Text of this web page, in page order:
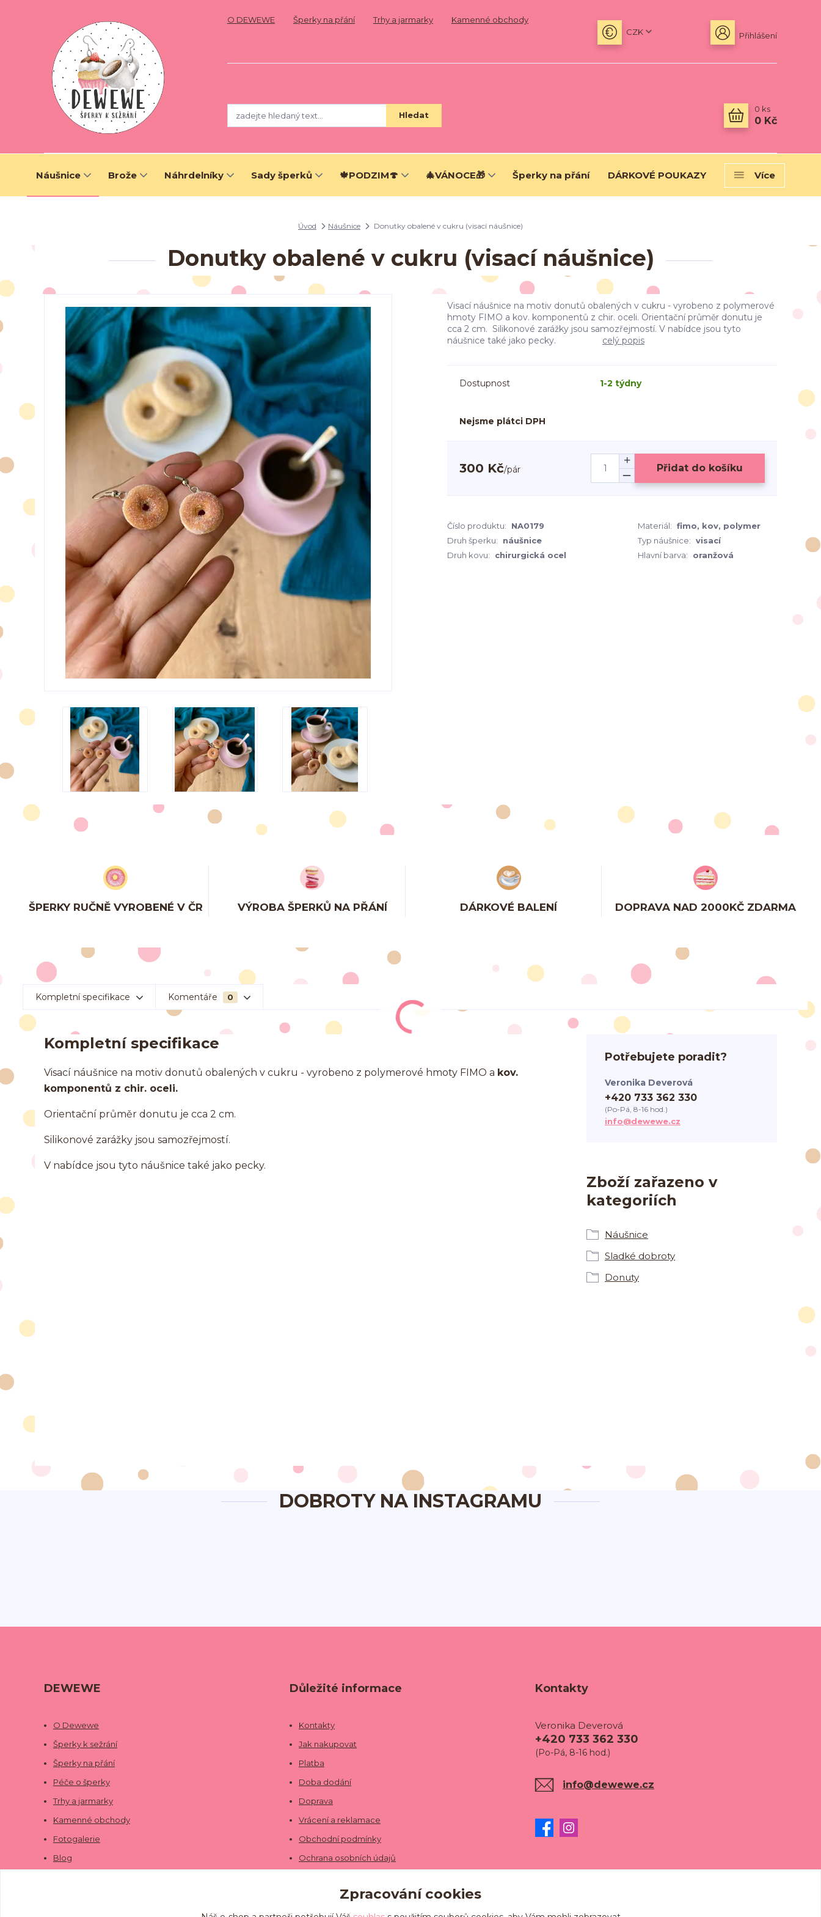
O DEWEWE Šperky na přání Trhy a jarmarky
Kamenné obchody
CZK
Přihlášení
Hledat
0 ks
0 Kč
Náušnice Brože Náhrdelníky Sady šperků 🍁PODZIM🍄 🎄VÁNOCE🎁 Šperky na přání DÁRKOVÉ POUKAZY Více
Úvod Náušnice Donutky obalené v cukru (visací náušnice)
Donutky obalené v cukru (visací náušnice)
Visací náušnice na motiv donutů obalených v cukru - vyrobeno z polymerové
hmoty FIMO a kov. komponentů z chir. oceli. Orientační průměr donutu je
cca 2 cm. Silikonové zarážky jsou samozřejmostí. V nabídce jsou tyto
náušnice také jako pecky. celý popis
Dostupnost 1-2 týdny
Nejsme plátci DPH
300 Kč/pár Přidat do košíku
Číslo produktu: NA0179 Materiál: fimo, kov, polymer
Druh šperku:
náušnice Typ náušnice: visací
Druh kovu:
chirurgická ocel Hlavní barva: oranžová
ŠPERKY RUČNĚ VYROBENÉ V ČR VÝROBA ŠPERKŮ NA PŘÁNÍ DÁRKOVÉ BALENÍ DOPRAVA NAD 2000KČ ZDARMA
Kompletní specifikace Komentáře 0
Kompletní specifikace
Visací náušnice na motiv donutů obalených v cukru - vyrobeno z polymerové hmoty FIMO a kov.
komponentů z chir. oceli.
Orientační průměr donutu je cca 2 cm.
Silikonové zarážky jsou samozřejmostí.
V nabídce jsou tyto náušnice také jako pecky.
Zboží zařazeno v
kategoriích
Náušnice
Sladké dobroty
Donuty
Potřebujete poradit?
Veronika Deverová
+420 733 362 330
(Po-Pá, 8-16 hod.)
info@dewewe.cz
DOBROTY NA INSTAGRAMU
DEWEWE
O Dewewe
Šperky k sežrání
Šperky na přání
Péče o šperky
Trhy a jarmarky
Kamenné obchody
Fotogalerie
Blog
Důležité informace
Kontakty
Jak nakupovat
Platba
Doba dodání
Doprava
Vrácení a reklamace
Obchodní podmínky
Ochrana osobních údajů
Kontakty
Veronika Deverová
+420 733 362 330
(Po-Pá, 8-16 hod.)
info@dewewe.cz
Zpracování cookies